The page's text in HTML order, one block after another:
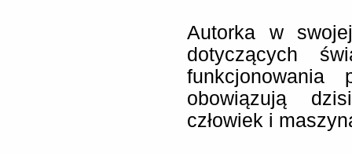
Autorka w
dotyczących
funkcjonowania
obowiązują
człowiek i